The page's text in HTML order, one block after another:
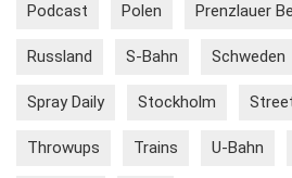
Podcast Polen Prenzlauer
Russland S-Bahn Schweden
Spray Daily Stockholm
Throwups Trains U-Bahn